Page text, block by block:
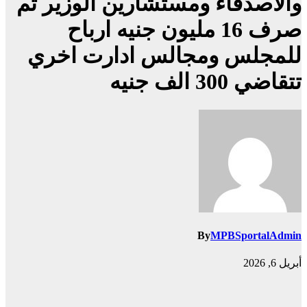
صرف 16 مليون جنيه ارباح
للمجلس ومجالس ادارت اخري
تتقاضي 300 الف جنيه
ByMPBSportalAdmin
أبريل 6, 2026